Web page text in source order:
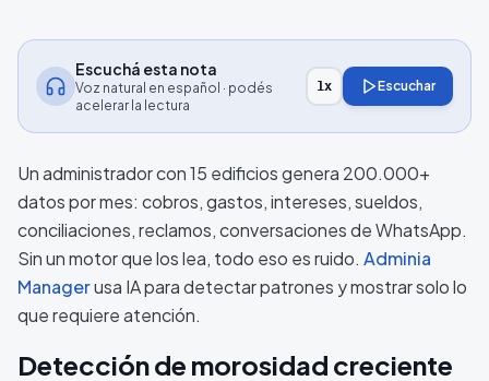
Escuchá esta nota
Voz natural en español · podés
acelerar la lectura
1x Escuchar
Un administrador con 15 edificios genera 200.000+
datos por mes: cobros, gastos, intereses, sueldos,
conciliaciones, reclamos, conversaciones de WhatsApp.
Sin un motor que los lea, todo eso es ruido. Adminia
Managerusa IA para detectar patrones y mostrar solo lo
que requiere atención.
Detección de morosidad creciente